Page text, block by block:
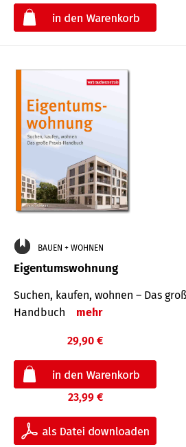
BAUEN + WOHNEN
Eigentumswohnung
Suchen, kaufen, wohnen – Das
Handbuch
mehr
29,90 €
23,99 €